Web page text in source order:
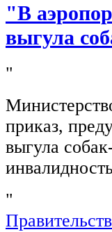
"В
выгула
"
приказ,
выгула
"